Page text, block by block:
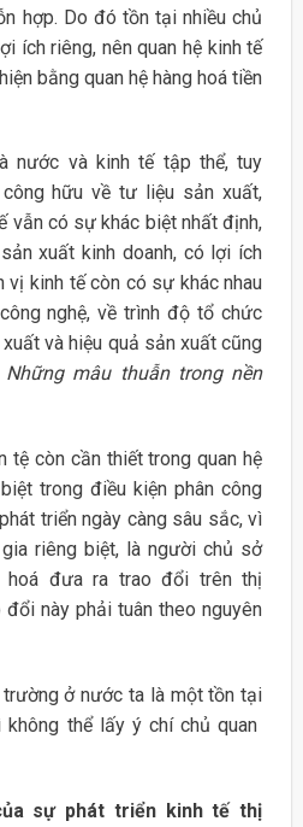
hợp. Do đó tồn tại nhiều chủ
ích riêng, nên quan hệ kinh tế
bằng quan hệ hàng hoá tiền
nước và kinh tế tập thể, tuy
hữu về tư liệu sản xuất,
vẫn có sự khác biệt nhất định,
xuất kinh doanh, có lợi ích
vị kinh tế còn có sự khác nhau
nghệ, về trình độ tổ chức
và hiệu quả sản xuất cũng
Những mâu thuẫn trong nền
tệ còn cần thiết trong quan hệ
trong điều kiện phân công
triển ngày càng sâu sắc, vì
riêng biệt, là người chủ sở
hoá đưa ra trao đổi trên thị
này phải tuân theo nguyên
ở nước ta là một tồn tại
không thể lấy ý chí chủ quan
sự phát triển kinh tế thị